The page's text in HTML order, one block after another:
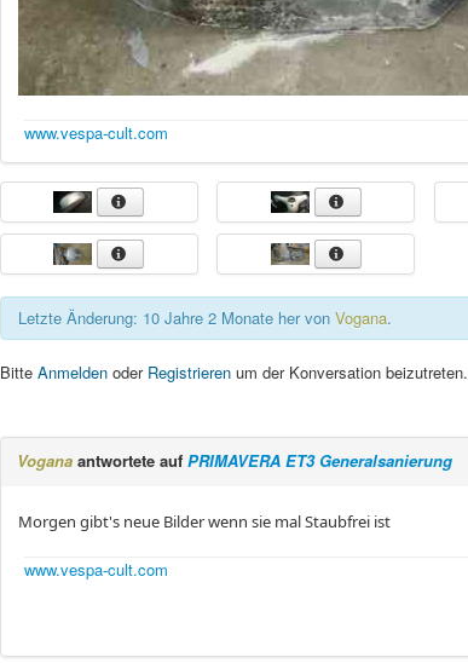
www.vespa-cult.com
Letzte Änderung: 10 Jahre 2 Monate her von Vogana.
Bitte Anmelden oder Registrieren um der Konversation beizutreten.
Vogana antwortete auf PRIMAVERA ET3 Generalsanierung
Morgen gibt's neue Bilder wenn sie mal Staubfrei ist
www.vespa-cult.com